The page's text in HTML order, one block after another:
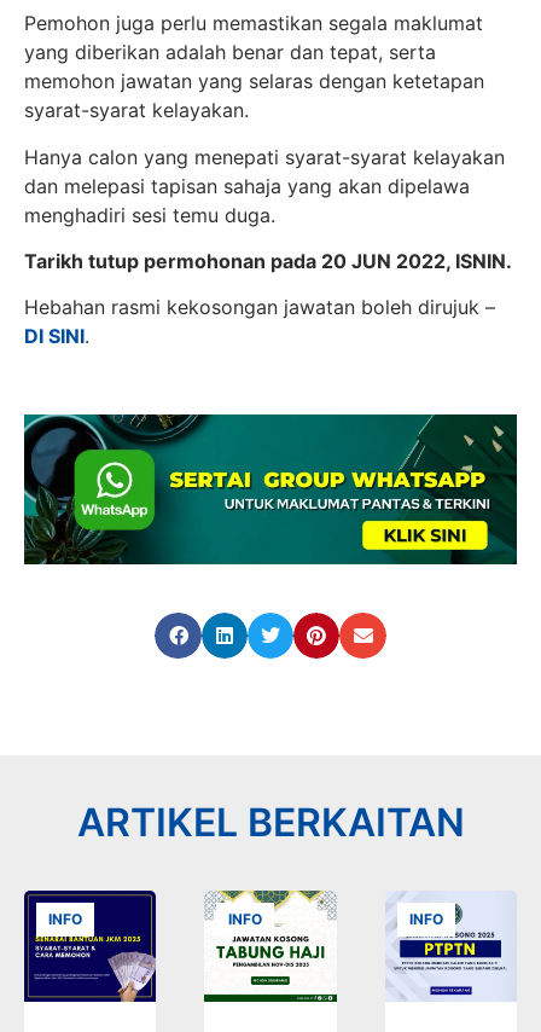
Pemohon juga perlu memastikan segala maklumat
yang diberikan adalah benar dan tepat, serta
memohon jawatan yang selaras dengan ketetapan
syarat-syarat kelayakan.
Hanya calon yang menepati syarat-syarat kelayakan
dan melepasi tapisan sahaja yang akan dipelawa
menghadiri sesi temu duga.
Tarikh tutup permohonan pada 20 JUN 2022, ISNIN.
Hebahan rasmi kekosongan jawatan boleh dirujuk –
DI SINI.
ARTIKEL BERKAITAN
INFO INFO INFO